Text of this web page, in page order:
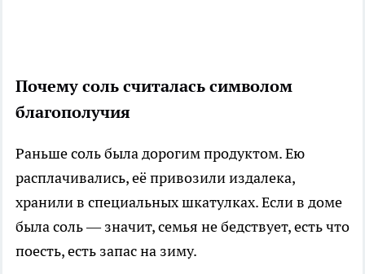
Почему соль считалась символом
благополучия
Раньше соль была дорогим продуктом. Ею
расплачивались, её привозили издалека,
хранили в специальных шкатулках. Если в доме
была соль — значит, семья не бедствует, есть что
поесть, есть запас на зиму.